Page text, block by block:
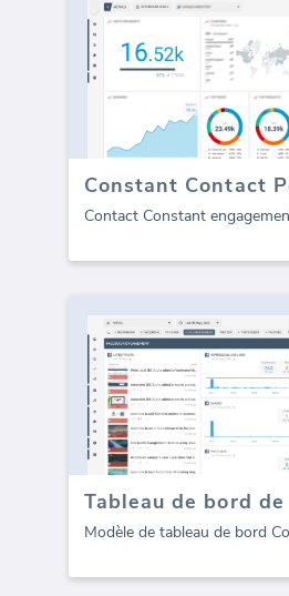
Contact Constant
Modèle de tableau de bord